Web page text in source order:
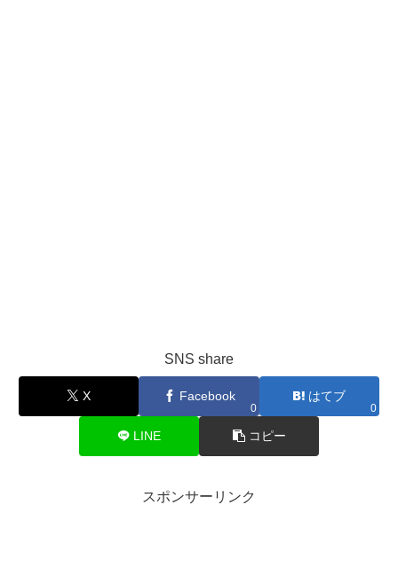
SNS share
X Facebook
0
はてブ
0
LINE コピー
スポンサーリンク